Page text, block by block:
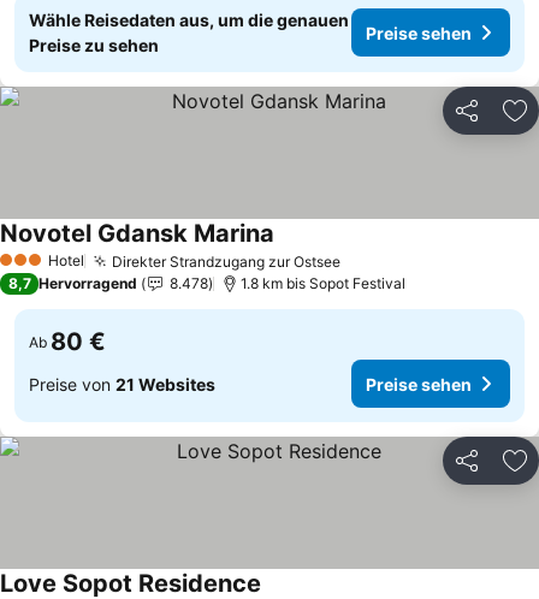
Wähle Reisedaten aus, um die genauen
Preise zu sehen
Preise sehen
Teilen
3 SterneHotel Direkter Strandzugang zur OstseePreise sehen
Novotel Gdansk Marina
8,7 Hervorragend 8.478 1.8 km bis Sopot Festival
Ab 80 €
Preise von 21 Websites Preise sehen
Teilen
Love Sopot Residence